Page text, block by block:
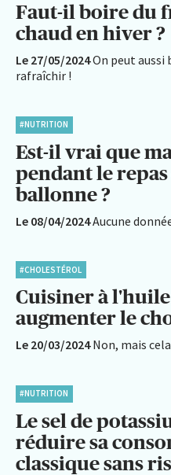
Faut-il boire du
chaud en hiver ?
Le 27/05/2024On peut aussi
rafraîchir !
#NUTRITION
Est-il vrai que
pendant le
ballonne ?
Le 08/04/2024Aucune
#CHOLESTÉROL
Cuisiner à
augmenter le
Le 20/03/2024 Non, mais
#NUTRITION
Le sel de
réduire sa
classique sans